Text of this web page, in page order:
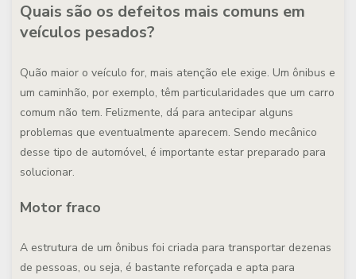
Quais são os defeitos mais comuns em
veículos pesados?
Quão maior o veículo for, mais atenção ele exige. Um ônibus e
um caminhão, por exemplo, têm particularidades que um carro
comum não tem. Felizmente, dá para antecipar alguns
problemas que eventualmente aparecem. Sendo mecânico
desse tipo de automóvel, é importante estar preparado para
solucionar.
Motor fraco
A estrutura de um ônibus foi criada para transportar dezenas
de pessoas, ou seja, é bastante reforçada e apta para